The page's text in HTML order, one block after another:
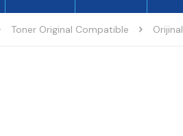
Toner Original Compatible